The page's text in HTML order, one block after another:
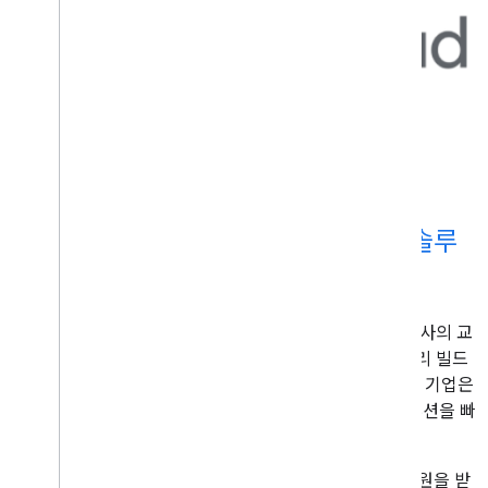
Google Cloud Platform에서 교육 솔루
클라우드 컴퓨팅은 지난 10년간 학생의 학습 방식과 교사의 교
육 방식을 바꾸어 놓았습니다. 차세대 디지털 라이브러리 빌드
에서 확장 가능한 학습 앱 제작에 이르기까지 교육 기술 기업은
학생, 교사, 관리자를 위한 혁신적인 클라우드 기반 솔루션을 빠
Google Cloud로 빌드한 에듀테크 기업은 Google의 지원을 받